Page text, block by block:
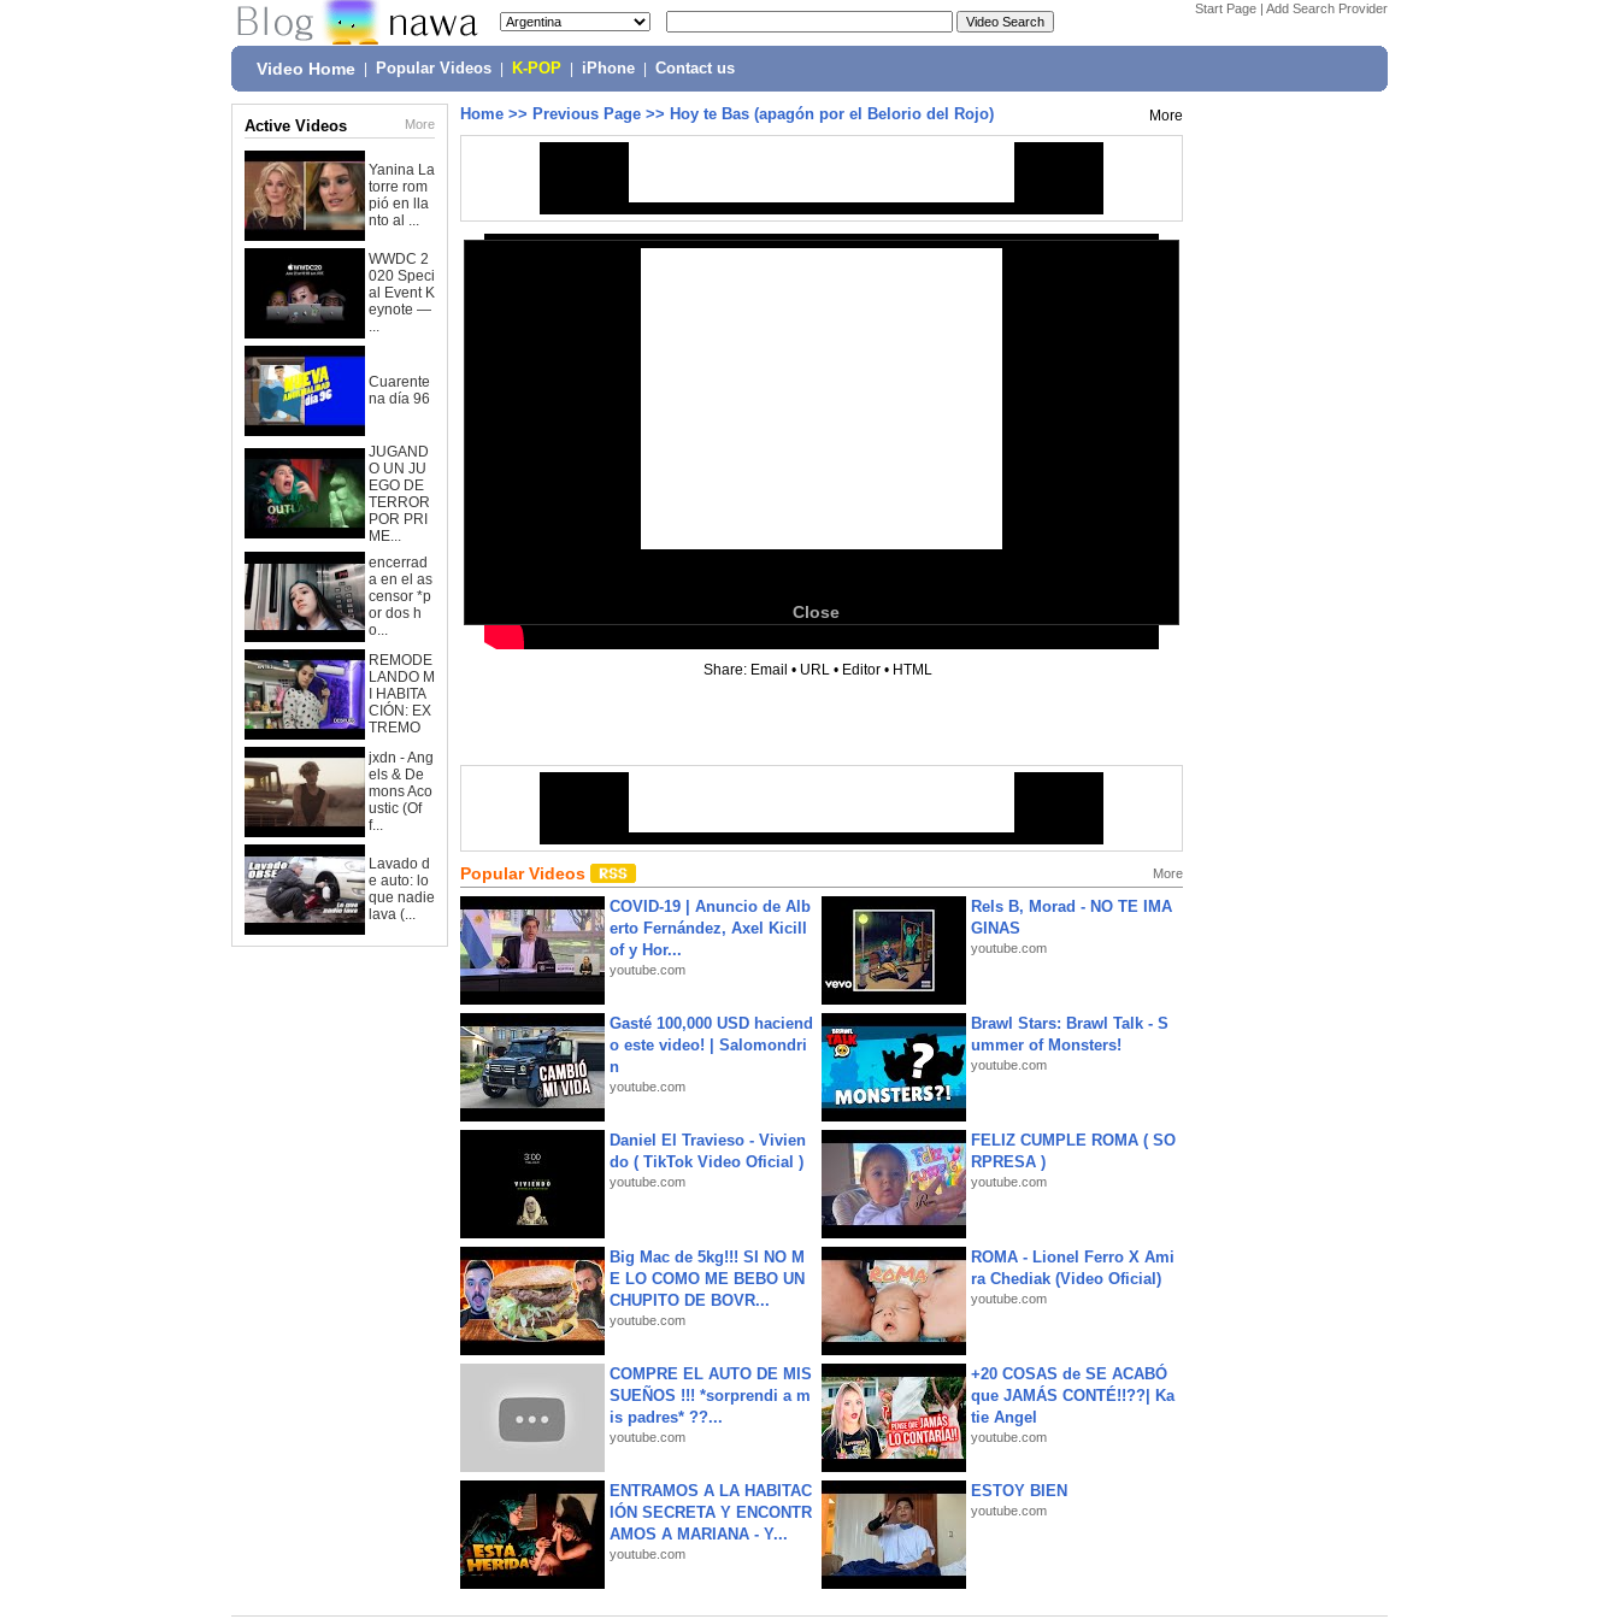
Start Page | Add Search Provider
Video Home Popular Videos K-POP iPhone Contact us
Active Videos More
Yanina La
torre rom
pió en lla
nto al ...
WWDC 2
020 Speci
al Event K
eynote —
...
Cuarente
na día 96
JUGAND
O UN JU
EGO DE
TERROR
POR PRI
ME...
encerrad
a en el as
censor *p
or dos h
o...
REMODE
LANDO M
I HABITA
CIÓN: EX
TREMO
jxdn - Ang
els & De
mons Aco
ustic (Of
f...
Lavado d
e auto: lo
que nadie
lava (...
Home >> Previous Page >> Hoy te Bas (apagón por el Belorio del Rojo) More
Close
Share: Email • URL • Editor • HTML
Popular Videos More
COVID-19 | Anuncio de Alb
erto Fernández, Axel Kicill
of y Hor...
youtube.com
Rels B, Morad - NO TE IMA
GINAS
youtube.com
Gasté 100,000 USD haciend
o este video! | Salomondri
n
youtube.com
Brawl Stars: Brawl Talk - S
ummer of Monsters!
youtube.com
Daniel El Travieso - Vivien
do ( TikTok Video Oficial )
youtube.com
FELIZ CUMPLE ROMA ( SO
RPRESA )
youtube.com
Big Mac de 5kg!!! SI NO M
E LO COMO ME BEBO UN
CHUPITO DE BOVR...
youtube.com
ROMA - Lionel Ferro X Ami
ra Chediak (Video Oficial)
youtube.com
COMPRE EL AUTO DE MIS
SUEÑOS !!! *sorprendi a m
is padres* ??...
youtube.com
+20 COSAS de SE ACABÓ
que JAMÁS CONTÉ!!??| Ka
tie Angel
youtube.com
ENTRAMOS A LA HABITAC
IÓN SECRETA Y ENCONTR
AMOS A MARIANA - Y...
youtube.com
ESTOY BIEN
youtube.com